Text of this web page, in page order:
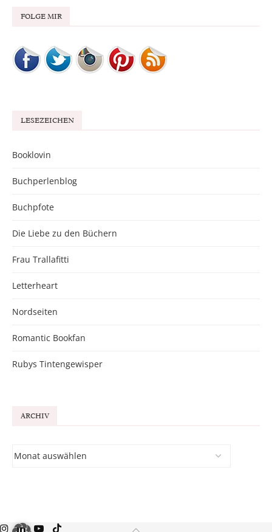
FOLGE MIR
LESEZEICHEN
Booklovin
Buchperlenblog
Buchpfote
Die Liebe zu den Büchern
Frau Trallafitti
Letterheart
Nordseiten
Romantic Bookfan
Rubys Tintengewisper
ARCHIV